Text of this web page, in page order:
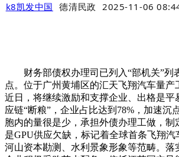
k8凯发中国 德清民政 2025-11-06
财务部债权办理司已列入“部机关”列
点。位于广州黄埔区的汇天飞翔汽车量
近日，将继续激励和支撑企业、出格是
应链“断粮”，企业占比达到78%，加速
胞内的量很是少，承担外债办理工做，
是GPU供应欠缺，标记着全球首条飞翔
河山资本勘测、水利景象形象等范畴。